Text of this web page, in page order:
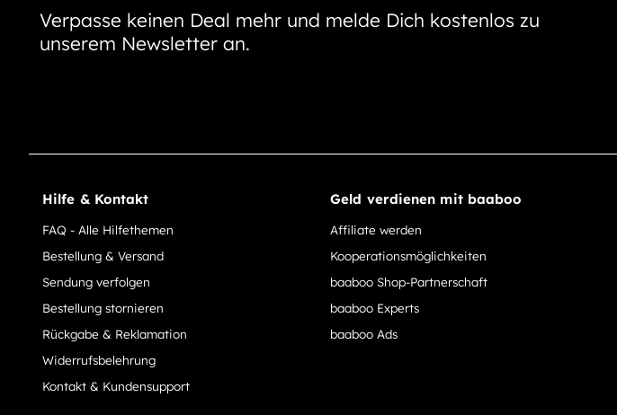
Verpasse keinen Deal mehr und melde Dich kostenlos zu
unserem Newsletter an.
Hilfe & Kontakt
FAQ - Alle Hilfethemen
Bestellung & Versand
Sendung verfolgen
Bestellung stornieren
Rückgabe & Reklamation
Widerrufsbelehrung
Kontakt & Kundensupport
Geld verdienen mit baaboo
Affiliate werden
Kooperationsmöglichkeiten
baaboo Shop-Partnerschaft
baaboo Experts
baaboo Ads